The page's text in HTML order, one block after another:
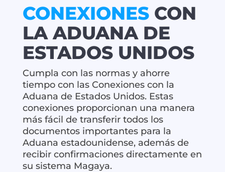
CONEXIONESCON
LA ADUANA DE
ESTADOS UNIDOS
Cumpla con las normas y ahorre
tiempo con las Conexiones con la
Aduana de Estados Unidos. Estas
conexiones proporcionan una manera
más fácil de transferir todos los
documentos importantes para la
Aduana estadounidense, además de
recibir confirmaciones directamente en
su sistema Magaya.